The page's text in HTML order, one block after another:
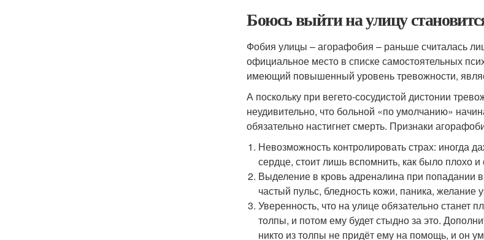
Боюсь выйти на улицу
Фобия улицы – агорафобия – раньше считалась
официальное место в списке самостоятельных
имеющий повышенный уровень тревожности,
А поскольку при вегето-сосудистой дистонии
неудивительно, что больной «по умолчанию»
обязательно настигнет смерть. Признаки
Невозможность контролировать страх: иногда
сердце, стоит лишь вспомнить, как было плохо
Выделение в кровь адреналина при попадании
частый пульс, бледность кожи, паника, желание
Уверенность, что на улице обязательно станет
толпы, и потом ему будет стыдно за это.
никто из толпы не придёт ему на помощь, и он